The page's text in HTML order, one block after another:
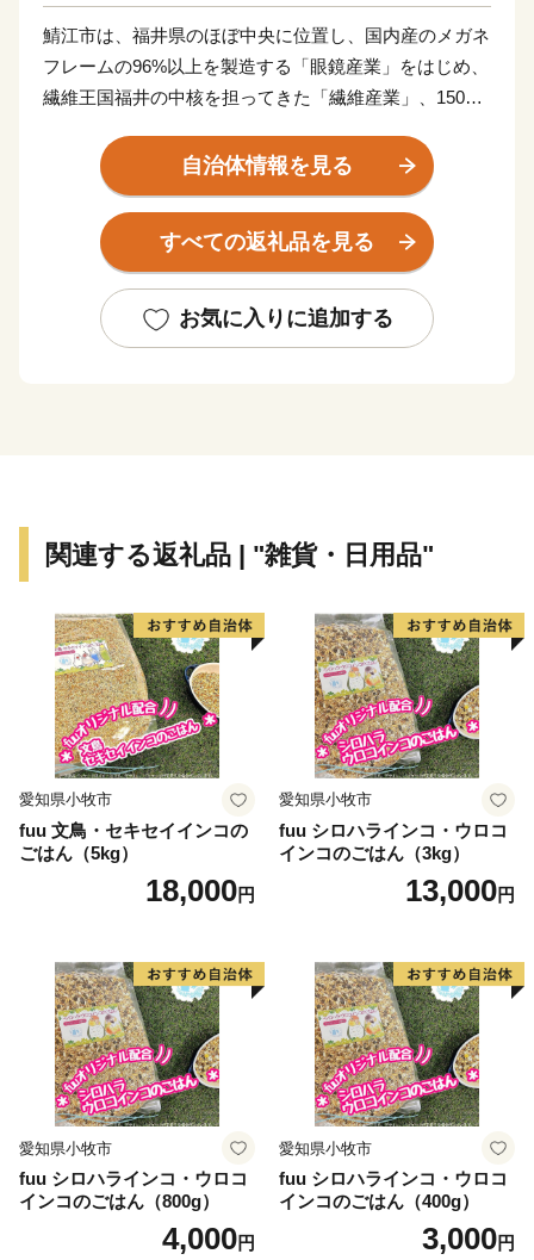
鯖江市は、福井県のほぼ中央に位置し、国内産のメガネ
フレームの96%以上を製造する「眼鏡産業」をはじめ、
繊維王国福井の中核を担ってきた「繊維産業」、1500
器産業」、そして、近年はIT産業など、産業が集積した
「ものづくりのまち」です。
近年では長年のメガネ製造で培った金属加工技術を生か
し、医療やスマートグラス等の分野にも進出していま
あり、近松門左衛門が幼少期を過ごした地域には当時を
しのぶ街並みが残っています。また、豊かな自然にも恵
さばえスイーツなど、数え切れない魅力があふれていま
〈プライバシーポリシー（個人情報保護方針）につい
て〉
お客様からいただいた個人情報は、鯖江市が責任をもっ
て管理し、関係法令で定められた場合を除き、第三者に
譲渡したり、提供したりすることはございません。な
務連絡、いただいたふるさと納税の使い道に関する報
情報の提供及び鯖江市のふるさと納税に関する情報提供
のために使用させていただき、その手段として、電子メ
ールの配信やパンフレット等の資料の郵送をさせていた
だくことがあります。
御不明な点や、電子メールの配信又は資料の郵送停止等
のご希望がございましたら、ふるさと納税担当
(furusato-sabae@soe.or.jp)までご連絡ください。
自治体情報を見る
すべての返礼品を見る
お気に入りに追加する
関連する返礼品 | "雑貨・日用品"
愛知県小牧市
fuu 文鳥・セキセイインコの
ごはん（5kg）
18,000円
愛知県小牧市
fuu シロハラインコ・ウロコ
インコのごはん（3kg）
13,000円
愛知県小牧市
fuu シロハラインコ・ウロコ
インコのごはん（800g）
4,000円
愛知県小牧市
fuu シロハラインコ・ウロコ
インコのごはん（400g）
3,000円